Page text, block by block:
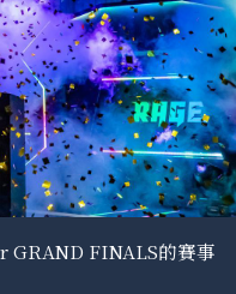
GRAND FINALS的賽事